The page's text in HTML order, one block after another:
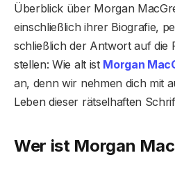
Überblick über Morgan
einschließlich ihrer Biografie,
schließlich der Antwort auf die
stellen: Wie alt ist Morgan
an, denn wir nehmen dich mit
Leben dieser rätselhaften
Wer ist Morgan